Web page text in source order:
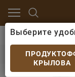
Специи,
Выберите
КРЫЛОВА